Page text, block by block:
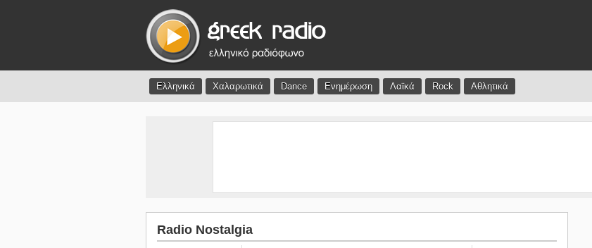
Ελληνικά Χαλαρωτικά Dance Ενημέρωση Λαϊκά Rock Αθλητικά
Radio Nostalgia